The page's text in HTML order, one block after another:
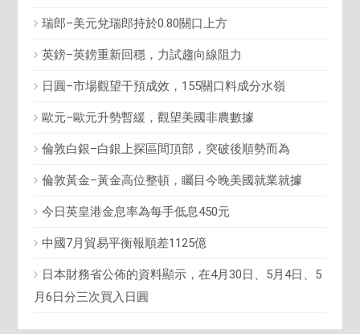
瑞郎–美元兌瑞郎持於0.80關口上方
英鎊–英鎊重新回穩，力試趨向線阻力
日圓–市場觀望干預成效，155關口料成分水嶺
歐元–歐元升勢暫緩，觀望美國非農數據
倫敦白銀–白銀上探區間頂部，突破後順勢而為
倫敦黃金–黃金高位整頓，矚目今晚美國就業就據
今日英皇港金息率為每手低息450元
中國7月貿易平衡報順差1125億
日本財務省公佈的資料顯示，在4月30日、5月4日、5
月6日分三次買入日圓